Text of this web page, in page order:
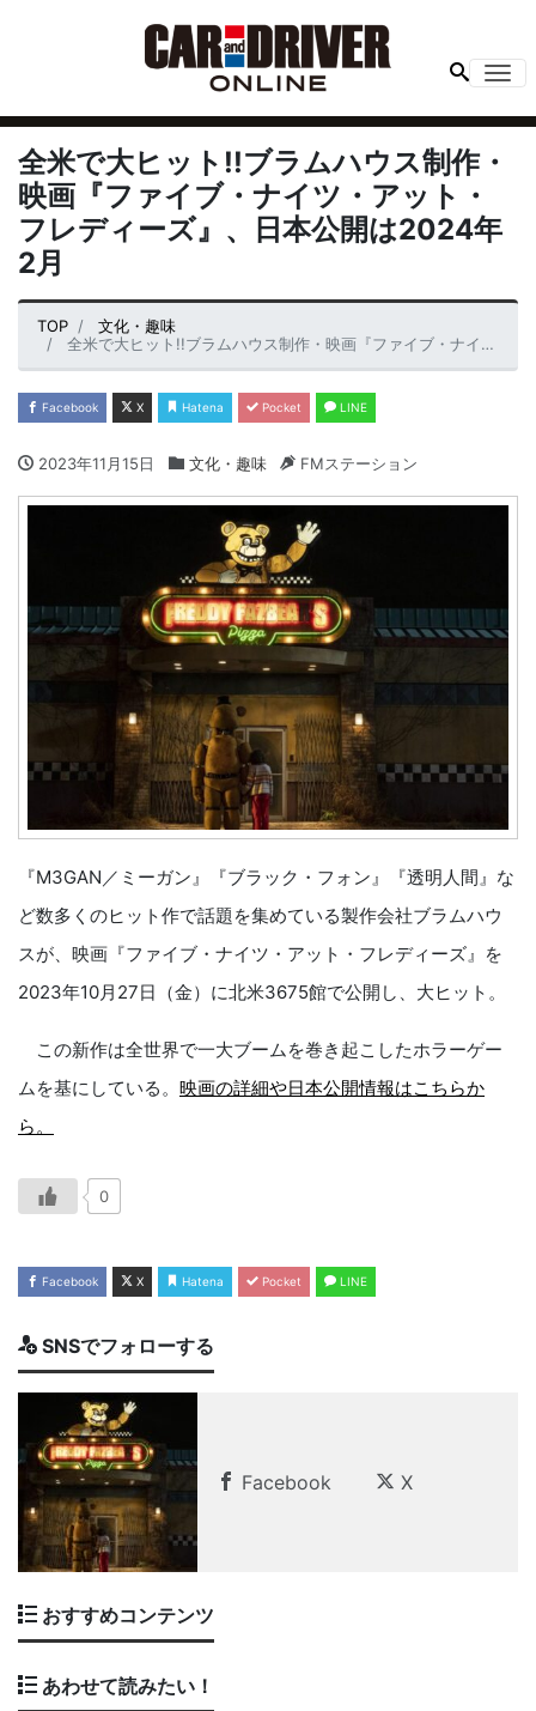
全米で大ヒット!!ブラムハウス制作・
映画『ファイブ・ナイツ・アット・
フレディーズ』、日本公開は2024年
2月
TOP
文化・趣味
全米で大ヒット!!ブラムハウス制作・映画『ファイブ・ナイツ・アット・フレディーズ』、日本公開は2024年2月
Facebook X Hatena Pocket LINE
2023年11月15日 文化・趣味 FMステーション
『M3GAN／ミーガン』『ブラック・フォン』『透明人間』な
ど数多くのヒット作で話題を集めている製作会社ブラムハウ
スが、映画『ファイブ・ナイツ・アット・フレディーズ』を
2023年10月27日（金）に北米3675館で公開し、大ヒット。
この新作は全世界で一大ブームを巻き起こしたホラーゲー
ムを基にしている。 映画の詳細や日本公開情報はこちらか
ら。
0
Facebook X Hatena Pocket LINE
SNSでフォローする
Facebook X
おすすめコンテンツ
あわせて読みたい！